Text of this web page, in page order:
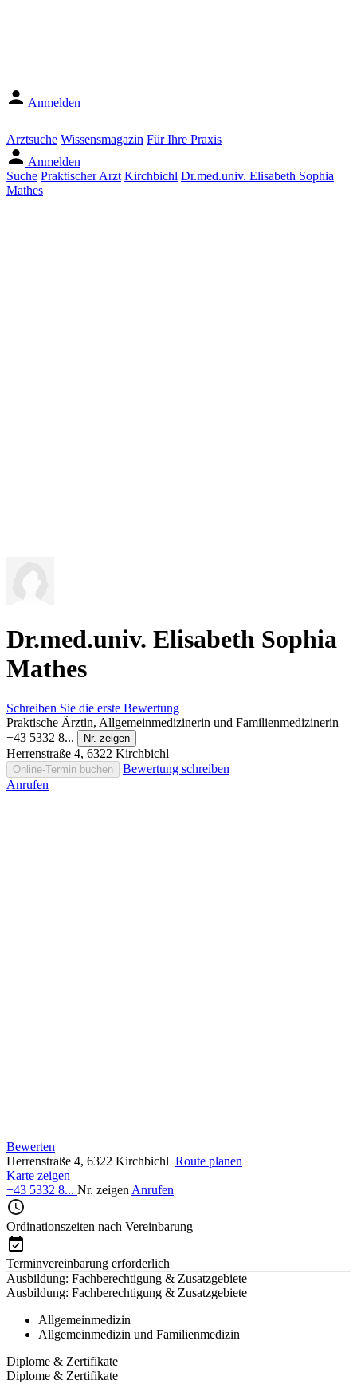
Anmelden
Arztsuche Wissensmagazin Für Ihre Praxis
Anmelden
Suche Praktischer Arzt Kirchbichl Dr.med.univ. Elisabeth Sophia
Mathes
Dr.med.univ. Elisabeth Sophia
Mathes
Schreiben Sie die erste Bewertung
Praktische Ärztin, Allgemeinmedizinerin und Familienmedizinerin
+43 5332 8...
Nr. zeigen
Herrenstraße 4, 6322 Kirchbichl
Online-Termin buchen
Bewertung schreiben
Anrufen
Bewerten
Herrenstraße 4, 6322 Kirchbichl Route planen
Karte zeigen
+43 5332 8... Nr. zeigen Anrufen
Ordinationszeiten nach Vereinbarung
Terminvereinbarung erforderlich
Ausbildung: Fachberechtigung & Zusatzgebiete
Ausbildung: Fachberechtigung & Zusatzgebiete
Allgemeinmedizin
Allgemeinmedizin und Familienmedizin
Diplome & Zertifikate
Diplome & Zertifikate